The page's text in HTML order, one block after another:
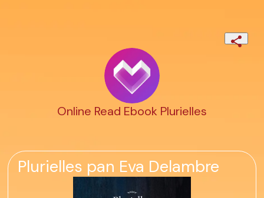
Online Read Ebook Plurielles
Plurielles pan Eva Delambre